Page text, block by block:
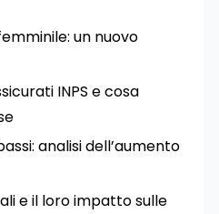
un nuovo
INPS e cosa
analisi dell’aumento
e il loro impatto sulle